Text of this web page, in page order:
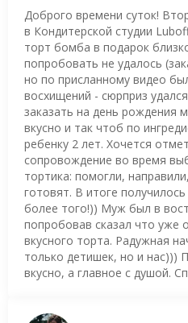
Доброго времени суток!
в Кондитерской студии
торт бомба в подарок
попробовать не удалось
но по присланному видео
восхищений - сюрприз
заказать на день рождения
вкусно и так чтоб по
ребенку 2 лет. Хочется
сопровождение во время
тортика: помогли,
готовят. В итоге
более того!)) Муж был в
попробовав сказал что уже
вкусного торта. Радужная
только детишек, но и нас)))
вкусно, а главное с душой.